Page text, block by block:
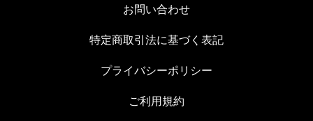
お問い合わせ
特定商取引法に基づく表記
プライバシーポリシー
ご利用規約